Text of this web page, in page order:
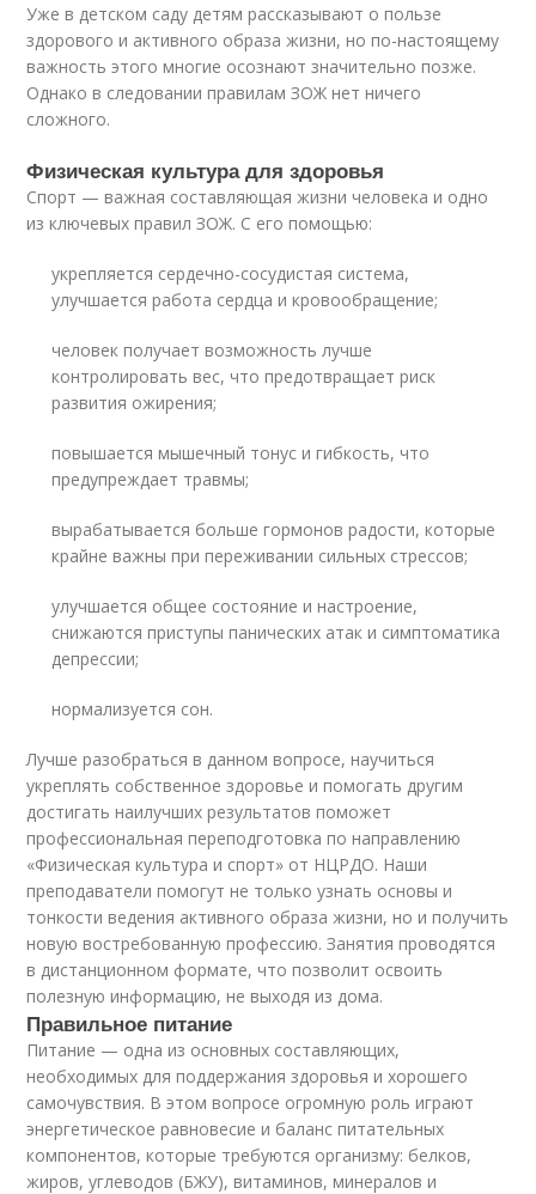
Уже в детском саду детям рассказывают о пользе
здорового и активного образа жизни, но по-настоящему
важность этого многие осознают значительно позже.
Однако в следовании правилам ЗОЖ нет ничего
сложного.
Физическая культура для здоровья
Спорт — важная составляющая жизни человека и одно
из ключевых правил ЗОЖ. С его помощью:
укрепляется сердечно-сосудистая система,
улучшается работа сердца и кровообращение;
человек получает возможность лучше
контролировать вес, что предотвращает риск
развития ожирения;
повышается мышечный тонус и гибкость, что
предупреждает травмы;
вырабатывается больше гормонов радости, которые
крайне важны при переживании сильных стрессов;
улучшается общее состояние и настроение,
снижаются приступы панических атак и симптоматика
депрессии;
нормализуется сон.
Лучше разобраться в данном вопросе, научиться
укреплять собственное здоровье и помогать другим
достигать наилучших результатов поможет
профессиональная переподготовка по направлению
«Физическая культура и спорт» от НЦРДО. Наши
преподаватели помогут не только узнать основы и
тонкости ведения активного образа жизни, но и получить
новую востребованную профессию. Занятия проводятся
в дистанционном формате, что позволит освоить
полезную информацию, не выходя из дома.
Правильное питание
Питание — одна из основных составляющих,
необходимых для поддержания здоровья и хорошего
самочувствия. В этом вопросе огромную роль играют
энергетическое равновесие и баланс питательных
компонентов, которые требуются организму: белков,
жиров, углеводов (БЖУ), витаминов, минералов и